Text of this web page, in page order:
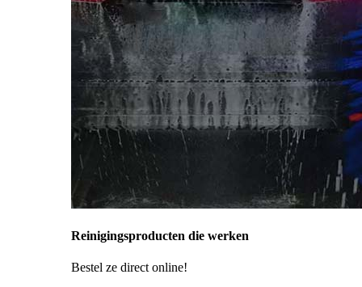
Reinigingsproducten die werken
Bestel ze direct online!